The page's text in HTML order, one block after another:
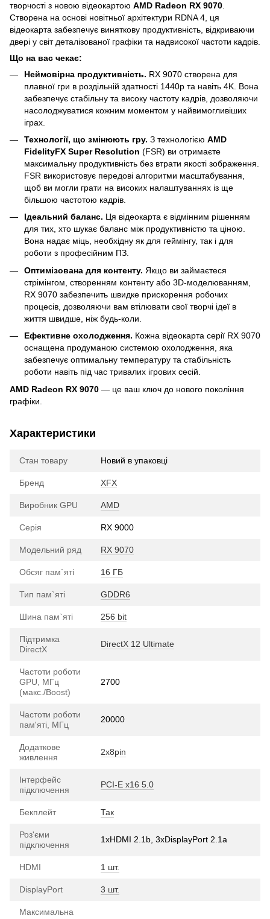
творчості з новою відеокартою AMD Radeon RX 9070
Створена на основі новітньої архітектури RDNA 4, ця
відеокарта забезпечує виняткову продуктивність, відкриваючи
двері у світ деталізованої графіки та надвисокої частоти кадрів.
Що на вас чекає:
Неймовірна продуктивність. RX 9070 створена для
плавної гри в роздільній здатності 1440p та навіть 4K. Вона
забезпечує стабільну та високу частоту кадрів, дозволяючи
насолоджуватися кожним моментом у найвимогливіших
іграх.
Технології, що змінюють гру. З технологією AMD
FidelityFX Super Resolution (FSR) ви отримаєте
максимальну продуктивність без втрати якості зображення.
FSR використовує передові алгоритми масштабування,
щоб ви могли грати на високих налаштуваннях із ще
більшою частотою кадрів.
Ідеальний баланс. Ця відеокарта є відмінним рішенням
для тих, хто шукає баланс між продуктивністю та ціною.
Вона надає міць, необхідну як для геймінгу, так і для
роботи з професійним ПЗ.
Оптимізована для контенту. Якщо ви займаєтеся
стрімінгом, створенням контенту або 3D-моделюванням,
RX 9070 забезпечить швидке прискорення робочих
процесів, дозволяючи вам втілювати свої творчі ідеї в
життя швидше, ніж будь-коли.
Ефективне охолодження. Кожна відеокарта серії RX 9070
оснащена продуманою системою охолодження, яка
забезпечує оптимальну температуру та стабільність
роботи навіть під час тривалих ігрових сесій.
AMD Radeon RX 9070 — це ваш ключ до нового покоління
графіки.
Характеристики
Стан товару Новий в упаковці
Бренд XFX
Виробник GPU AMD
Серія RX 9000
Модельний ряд RX 9070
Обсяг пам`яті 16 ГБ
Тип пам`яті GDDR6
Шина пам`яті 256 bit
Підтримка
DirectX
DirectX 12 Ultimate
Частоти роботи
GPU, МГц
(макс./Boost)
2700
Частоти роботи
пам'яті, МГц
20000
Додаткове
живлення
2x8pin
Інтерфейс
підключення
PCI-E х16 5.0
Бекплейт Так
Роз'єми
підключення
1xHDMI 2.1b, 3xDisplayPort 2.1a
HDMI 1 шт.
DisplayPort 3 шт.
Максимальна